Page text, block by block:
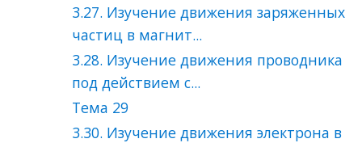
3.27. Изучение движения заряженных
частиц в магнит...
3.28. Изучение движения проводника
под действием с...
Тема 29
3.30. Изучение движения электрона в